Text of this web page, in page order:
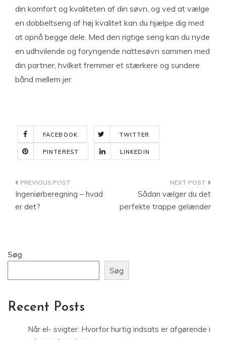
din komfort og kvaliteten af din søvn, og ved at vælge
en dobbeltseng af høj kvalitet kan du hjælpe dig med
at opnå begge dele. Med den rigtige seng kan du nyde
en udhvilende og foryngende nattesøvn sammen med
din partner, hvilket fremmer et stærkere og sundere
bånd mellem jer.
FACEBOOK TWITTER
PINTEREST LINKEDIN
Indlægsnavigation
Ingeniørberegning – hvad
er det?
Sådan vælger du det
perfekte trappe gelænder
Søg
Søg
Recent Posts
Når el- svigter: Hvorfor hurtig indsats er afgørende i